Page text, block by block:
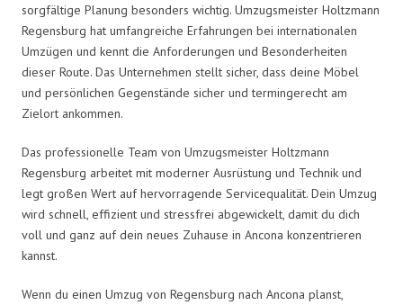
sorgfältige Planung besonders wichtig. Umzugsmeister Holtzmann
Regensburg hat umfangreiche Erfahrungen bei internationalen
Umzügen und kennt die Anforderungen und Besonderheiten
dieser Route. Das Unternehmen stellt sicher, dass deine Möbel
und persönlichen Gegenstände sicher und termingerecht am
Zielort ankommen.
Das professionelle Team von Umzugsmeister Holtzmann
Regensburg arbeitet mit moderner Ausrüstung und Technik und
legt großen Wert auf hervorragende Servicequalität. Dein Umzug
wird schnell, effizient und stressfrei abgewickelt, damit du dich
voll und ganz auf dein neues Zuhause in Ancona konzentrieren
kannst.
Wenn du einen Umzug von Regensburg nach Ancona planst,